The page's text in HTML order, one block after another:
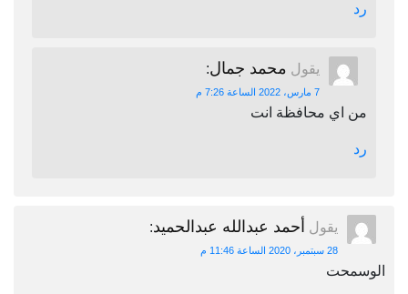
رد
يقول محمد جمال:
7 مارس، 2022 الساعة 7:26 م
من اي محافظة انت
رد
يقول أحمد عبدالله عبدالحميد:
28 سبتمبر، 2020 الساعة 11:46 م
الوسمحت